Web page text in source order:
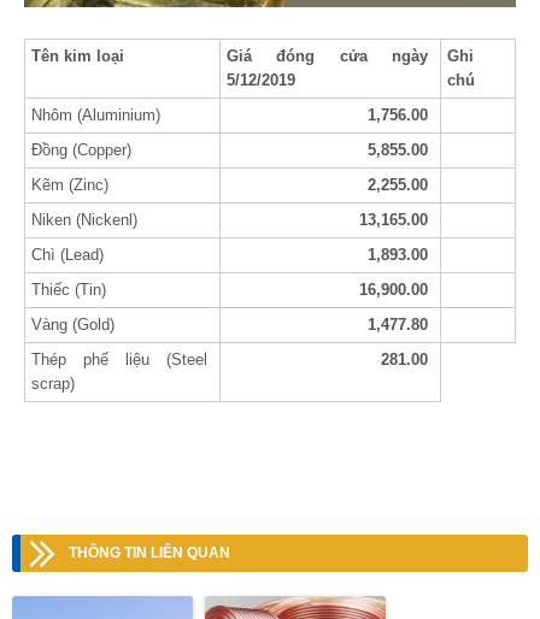
Tên kim loại
Giá đóng cửa ngày
5/12/2019
Ghi
chú
Nhôm (Aluminium)
1,756.00
Đồng (Copper)
5,855.00
Kẽm (Zinc)
2,255.00
Niken (Nickenl)
13,165.00
Chì (Lead)
1,893.00
Thiếc (Tin)
16,900.00
Vàng (Gold)
1,477.80
Thép phế liệu (Steel
scrap)
281.00
THÔNG TIN LIÊN QUAN